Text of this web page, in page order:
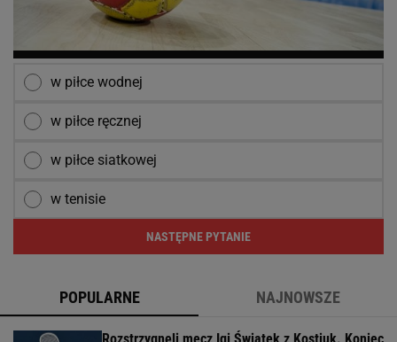
w piłce wodnej
w piłce ręcznej
w piłce siatkowej
w tenisie
NASTĘPNE PYTANIE
POPULARNE NAJNOWSZE